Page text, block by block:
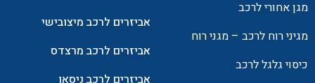
מגן אחורי לרכב
מגיני רוח לרכב – מגני רוח
כיסוי גלגל לרכב
אביזרים לרכב מיצובישי
אביזרים לרכב מרצדס
אביזרים לרכב ניסאן